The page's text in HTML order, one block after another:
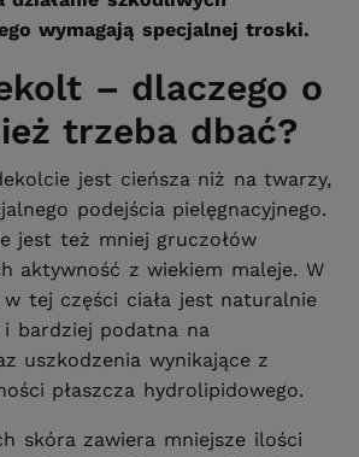
wymagają specjalnej troski.
– dlaczego o
trzeba dbać?
jest cieńsza niż na twarzy,
podejścia pielęgnacyjnego.
jest też mniej gruczołów
aktywność z wiekiem maleje. W
tej części ciała jest naturalnie
bardziej podatna na
uszkodzenia wynikające z
płaszcza hydrolipidowego.
skóra zawiera mniejsze ilości